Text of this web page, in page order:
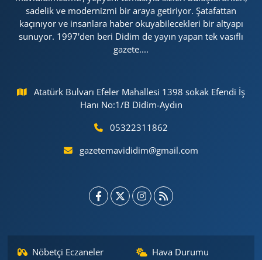
sadelik ve modernizmi bir araya getiriyor. Şatafattan
kaçınıyor ve insanlara haber okuyabilecekleri bir altyapı
sunuyor. 1997'den beri Didim de yayın yapan tek vasıflı
gazete....
Atatürk Bulvarı Efeler Mahallesi 1398 sokak Efendi İş
Hanı No:1/B Didim-Aydın
05322311862
gazetemavididim@gmail.com
Nöbetçi Eczaneler Hava Durumu